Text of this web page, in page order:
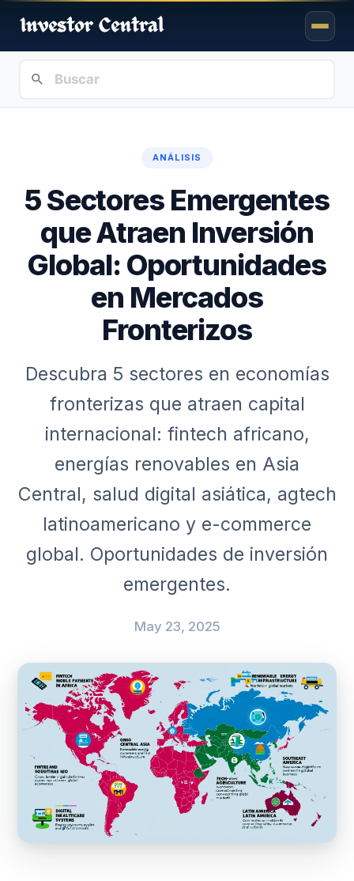
ANÁLISIS
5 Sectores Emergentes
que Atraen Inversión
Global: Oportunidades
en Mercados
Fronterizos
Descubra 5 sectores en economías
fronterizas que atraen capital
internacional: fintech africano,
energías renovables en Asia
Central, salud digital asiática, agtech
latinoamericano y e-commerce
global. Oportunidades de inversión
emergentes.
May 23, 2025